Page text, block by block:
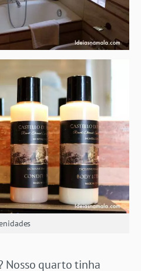
Nosso quarto tinha